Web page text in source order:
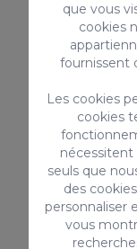
que vous
cookies
fournissent
Les cookies
cookies
nécessitent
seuls que
des
personnaliser
vous